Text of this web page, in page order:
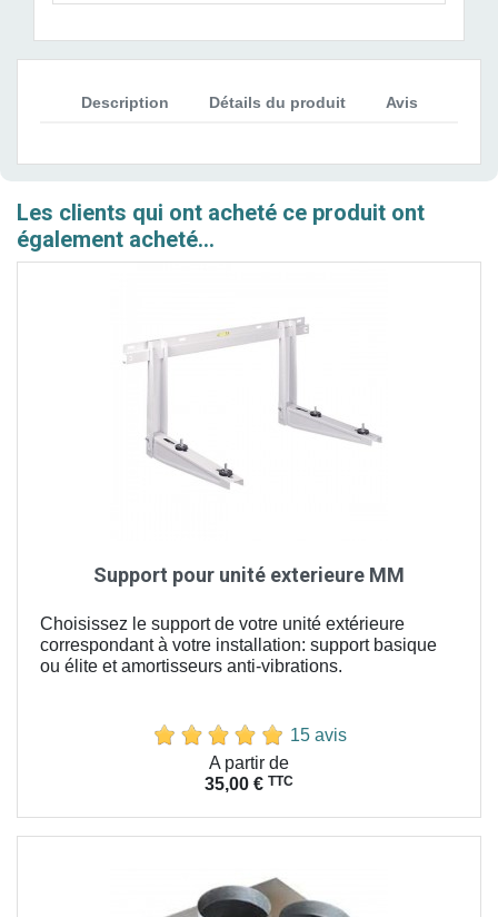
Description Détails du produit Avis
Les clients qui ont acheté ce produit ont
également acheté...
Support pour unité exterieure MM
Choisissez le support de votre unité extérieure
correspondant à votre installation: support basique
ou élite et amortisseurs anti-vibrations.
15 avis
A partir de
35,00 € TTC